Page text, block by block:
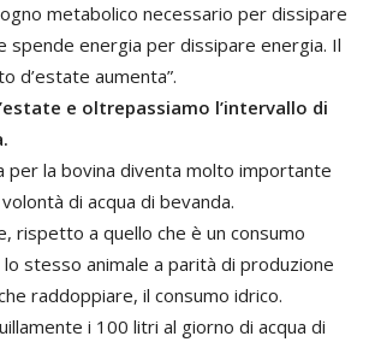
metabolico necessario per dissipare
spende energia per dissipare energia. Il
d’estate aumenta”.
e oltrepassiamo l’intervallo di
per la bovina diventa molto importante
di acqua di bevanda.
rispetto a quello che è un consumo
lo stesso animale a parità di produzione
raddoppiare, il consumo idrico.
i 100 litri al giorno di acqua di